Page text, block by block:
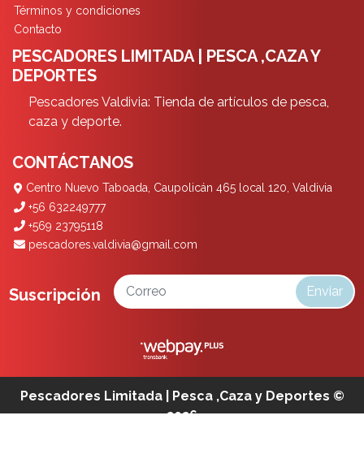
Términos y condiciones
Contacto
PESCADORES LIMITADA | PESCA ,CAZA Y
DEPORTES
Pescadores Valdivia: Tienda de artículos de pesca,
caza y deporte.
CONTÁCTANOS
Centro Nuevo Taboada, Caupolicán 465 local 120, Valdivia
+56 632249777
+569 23795118
pescadores.valdivia@gmail.com
Suscripción Enviar
Pescadores Limitada | Pesca ,Caza y Deportes ©
2026